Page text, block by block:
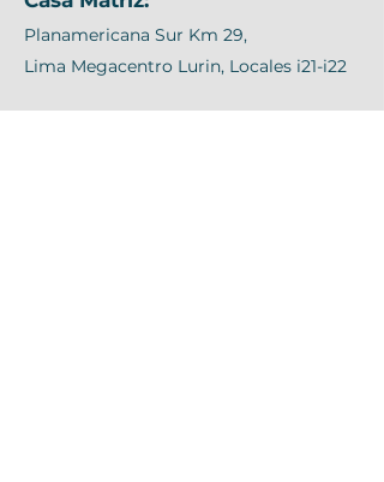
Planamericana Sur Km 29,
Lima Megacentro Lurin, Locales i21-i22